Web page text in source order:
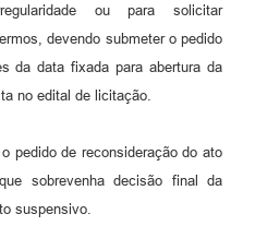
ou para solicitar
devendo submeter o pedido
da data fixada para abertura da
no edital de licitação.
pedido de reconsideração do ato
sobrevenha decisão final da
suspensivo.